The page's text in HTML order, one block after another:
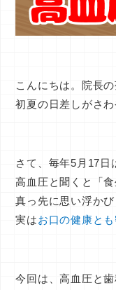
こんにちは。院長の
初夏の日差しがさ
さて、毎年5月17日
高血圧と聞くと「
真っ先に思い浮かび
実はお口の健康と
今回は、高血圧と